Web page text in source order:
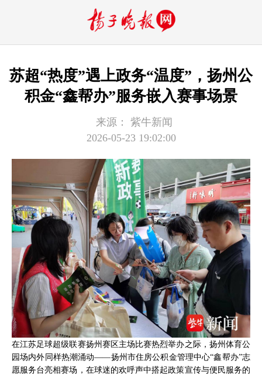
苏超“热度”遇上政务“温度”，扬州公
积金“鑫帮办”服务嵌入赛事场景
来源：
紫牛新闻
2026-05-23 19:02:00
在江苏足球超级联赛扬州赛区主场比赛热烈举办之际，扬州体育公
园场内外同样热潮涌动——扬州市住房公积金管理中心“鑫帮办”志
愿服务台亮相赛场，在球迷的欢呼声中搭起政策宣传与便民服务的